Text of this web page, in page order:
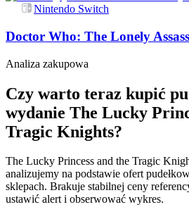
Nintendo Switch
Doctor Who: The Lonely
Analiza zakupowa
Czy warto teraz kupić
wydanie The Lucky
Tragic Knights?
The Lucky Princess and the Tragic
analizujemy na podstawie ofert
sklepach. Brakuje stabilnej ceny
ustawić alert i obserwować wykres.